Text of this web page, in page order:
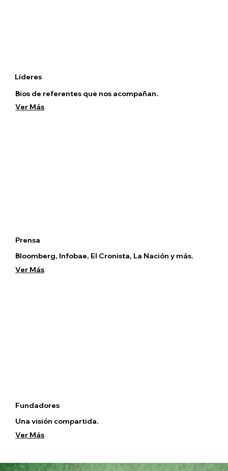
Líderes
Bios de referentes que nos acompañan.
Ver Más
Prensa
Bloomberg, Infobae, El Cronista, La Nación y más.
Ver Más
Fundadores
Una visión compartida.
Ver Más